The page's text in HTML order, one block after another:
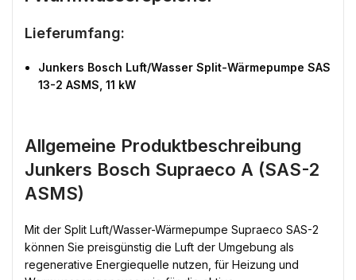
Lieferumfang:
Junkers Bosch Luft/Wasser Split-Wärmepumpe SAS
13-2 ASMS, 11 kW
Allgemeine Produktbeschreibung
Junkers Bosch Supraeco A (SAS-2
ASMS)
Mit der Split Luft/Wasser-Wärmepumpe Supraeco SAS-2
können Sie preisgünstig die Luft der Umgebung als
regenerative Energiequelle nutzen, für Heizung und